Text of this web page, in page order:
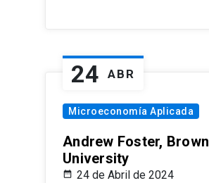
24 ABR
Microeconomía Aplicada
Andrew Foster, Brown
University
24 de Abril de 2024